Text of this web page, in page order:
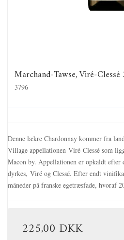
Marchand-Tawse, Viré-
3796
Denne lækre Chardonnay kommer fra
Village appellationen Viré-Clessé som
Macon by. Appellationen er opkaldt efter
dyrkes, Viré og Clessé. Efter endt
måneder på franske egetræsfade, hvoraf
225,00 DKK